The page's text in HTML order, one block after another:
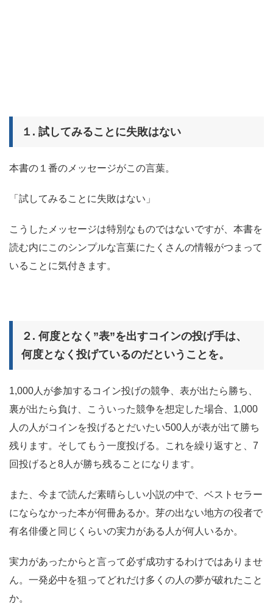
１. 試してみることに失敗はない
本書の１番のメッセージがこの言葉。
「試してみることに失敗はない」
こうしたメッセージは特別なものではないですが、本書を
読む内にこのシンプルな言葉にたくさんの情報がつまって
いることに気付きます。
２. 何度となく”表”を出すコインの投げ手は、
何度となく投げているのだということを。
1,000人が参加するコイン投げの競争、表が出たら勝ち、
裏が出たら負け、こういった競争を想定した場合、1,000
人の人がコインを投げるとだいたい500人が表が出て勝ち
残ります。そしてもう一度投げる。これを繰り返すと、7
回投げると8人が勝ち残ることになります。
また、今まで読んだ素晴らしい小説の中で、ベストセラー
にならなかった本が何冊あるか。芽の出ない地方の役者で
有名俳優と同じくらいの実力がある人が何人いるか。
実力があったからと言って必ず成功するわけではありませ
ん。一発必中を狙ってどれだけ多くの人の夢が破れたこと
か。